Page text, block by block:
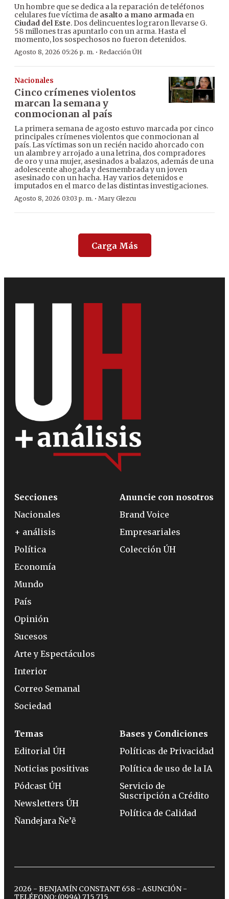
Un hombre que se dedica a la reparación de teléfonos
celulares fue víctima de asalto a mano armada en
Ciudad del Este. Dos delincuentes lograron llevarse G.
58 millones tras apuntarlo con un arma. Hasta el
momento, los sospechosos no fueron detenidos.
Agosto 8, 2026 05:26 p. m. · Redacción ÚH
Nacionales
Cinco crímenes violentos
marcan la semana y
conmocionan al país
La primera semana de agosto estuvo marcada por cinco
principales crímenes violentos que conmocionan al
país. Las víctimas son un recién nacido ahorcado con
un alambre y arrojado a una letrina, dos compradores
de oro y una mujer, asesinados a balazos, además de una
adolescente ahogada y desmembrada y un joven
asesinado con un hacha. Hay varios detenidos e
imputados en el marco de las distintas investigaciones.
Agosto 8, 2026 03:03 p. m. · Mary Glezcu
Carga Más
Secciones
Nacionales
+ análisis
Política
Economía
Mundo
País
Opinión
Sucesos
Arte y Espectáculos
Interior
Correo Semanal
Sociedad
Anuncie con nosotros
Brand Voice
Empresariales
Colección ÚH
Temas
Editorial ÚH
Noticias positivas
Pódcast ÚH
Newsletters ÚH
Ñandejara Ñe’ẽ
Bases y Condiciones
Políticas de Privacidad
Política de uso de la IA
Servicio de
Suscripción a Crédito
Política de Calidad
2026 - BENJAMÍN CONSTANT 658 - ASUNCIÓN -
TELÉFONO: (0994) 715 715